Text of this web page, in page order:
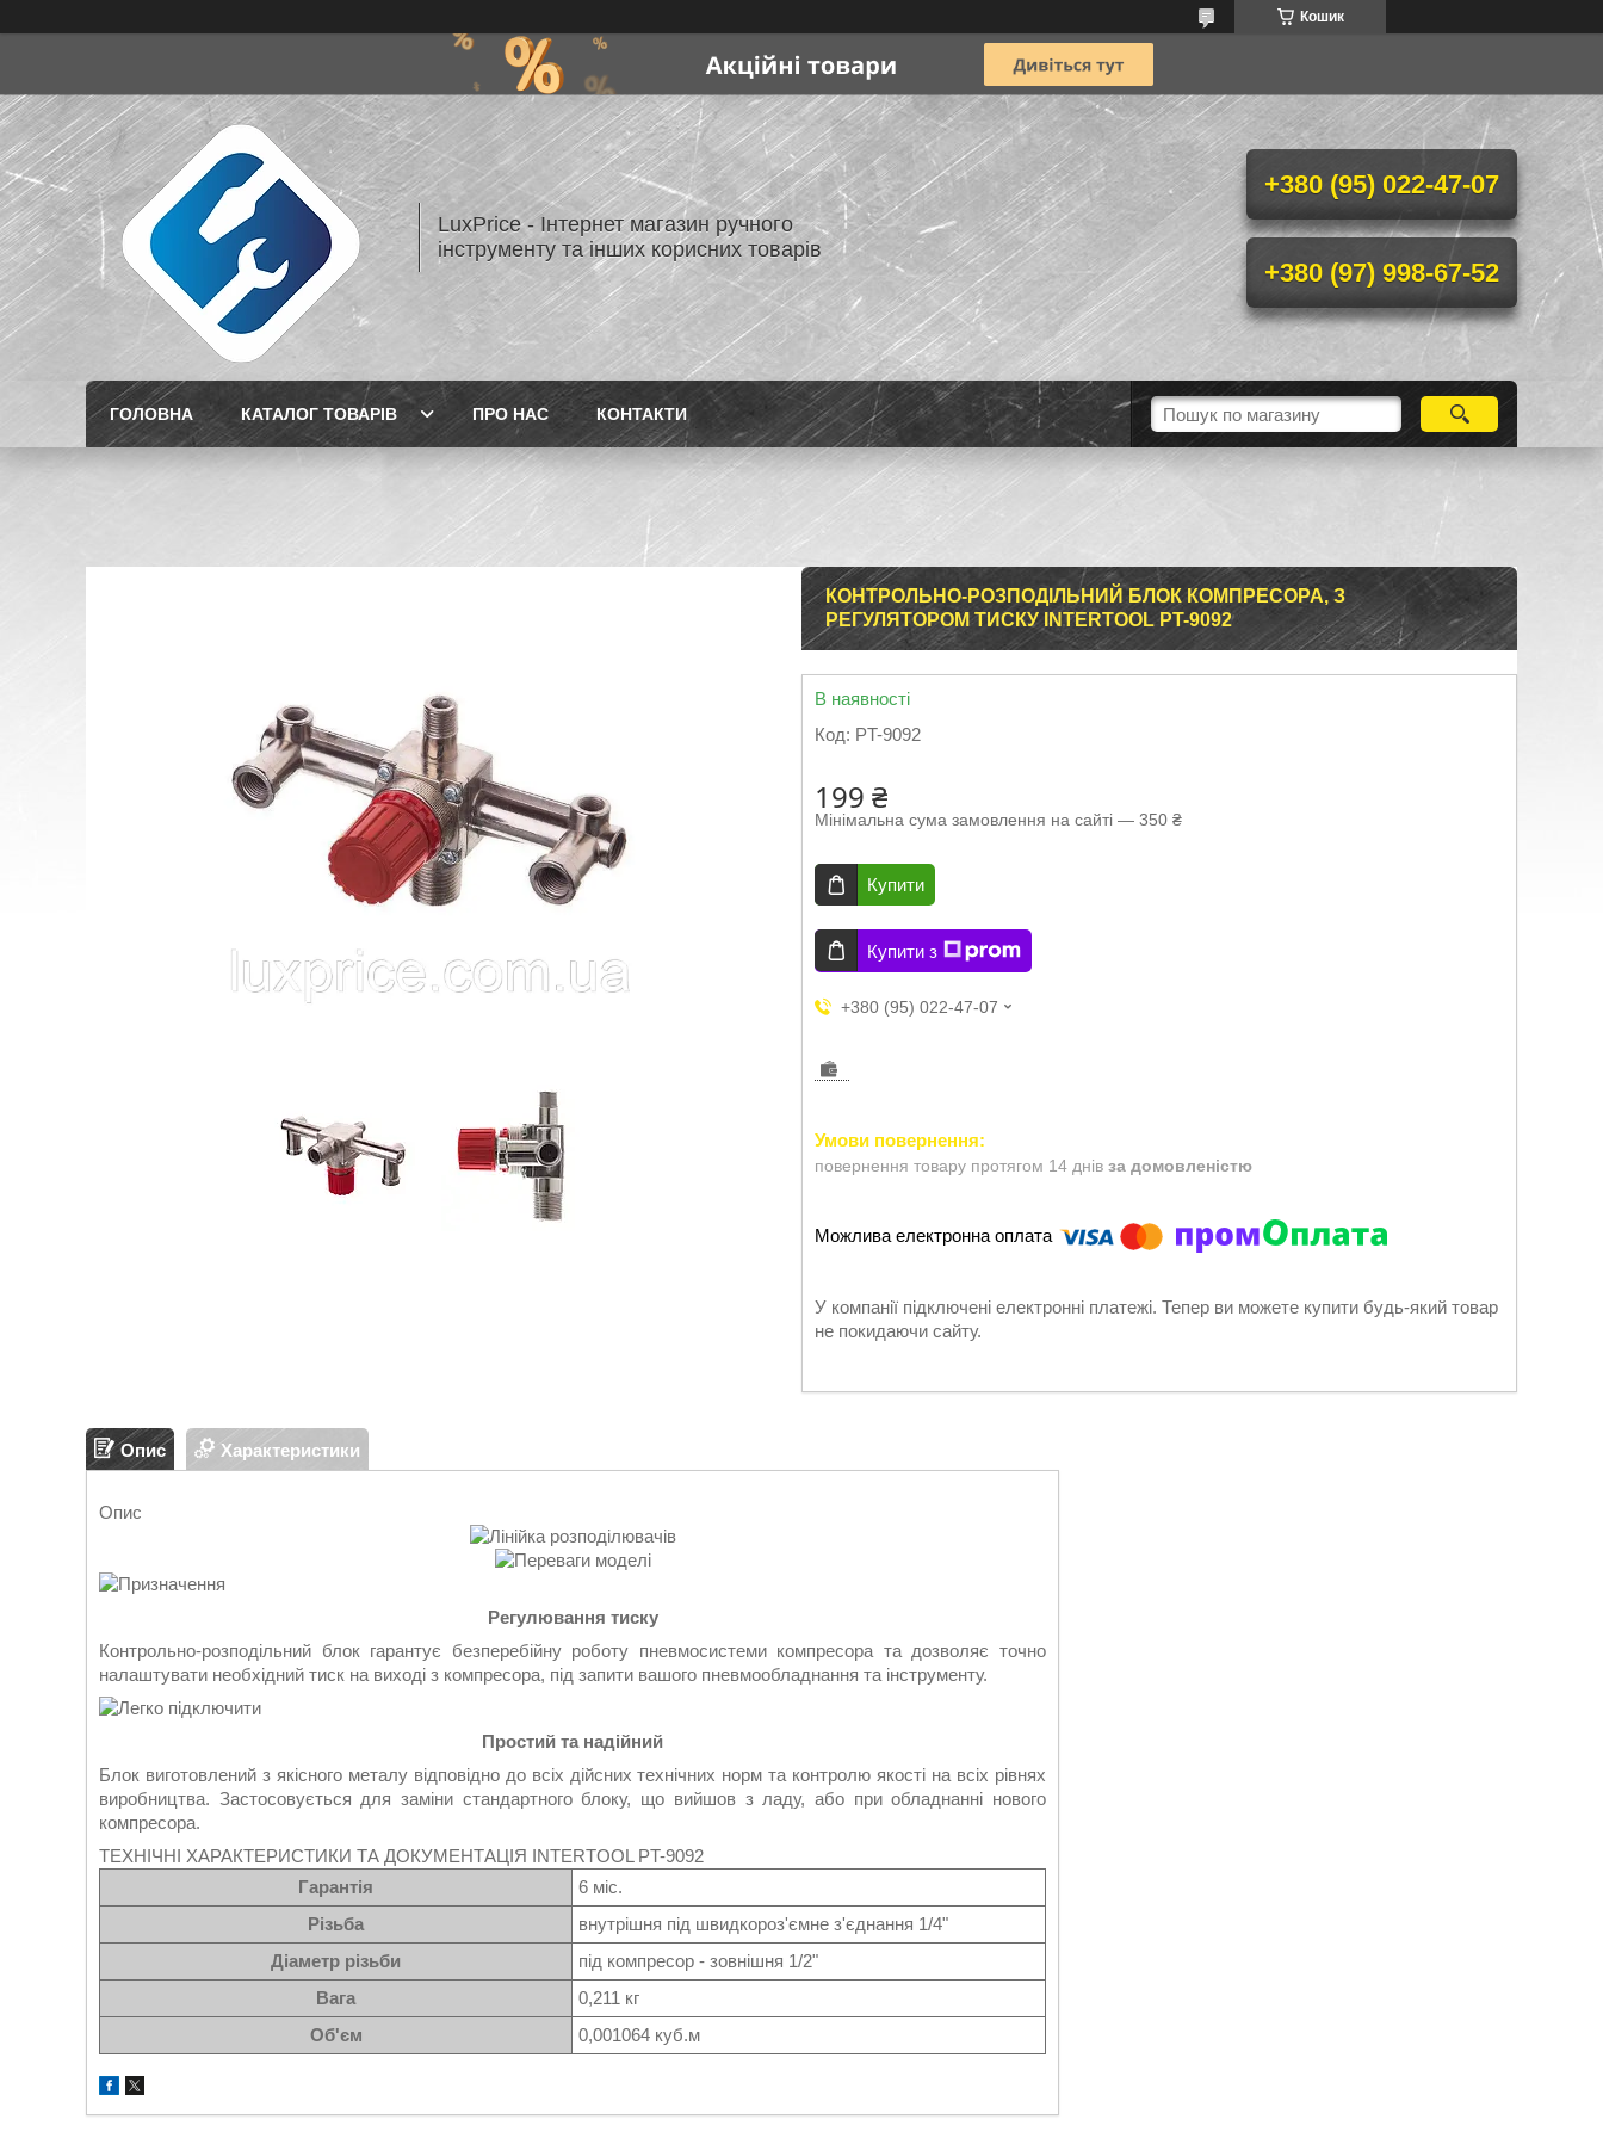
Кошик
LuxPrice - Інтернет магазин ручного
інструменту та інших корисних товарів
+380 (95) 022-47-07
+380 (97) 998-67-52
ГОЛОВНА КАТАЛОГ ТОВАРІВ ПРО НАС КОНТАКТИ
КОНТРОЛЬНО-РОЗПОДІЛЬНИЙ БЛОК КОМПРЕСОРА, З
РЕГУЛЯТОРОМ ТИСКУ INTERTOOL PT-9092
В наявності
Код: PT-9092
199 ₴
Мінімальна сума замовлення на сайті — 350 ₴
Купити
Купити з
+380 (95) 022-47-07
повернення товару протягом 14 днів за домовленістю
У компанії підключені електронні платежі. Тепер ви можете купити будь-який товар
не покидаючи сайту.
Опис Характеристики
Опис
Регулювання тиску
Контрольно-розподільний блок гарантує безперебійну роботу пневмосистеми компресора та дозволяє точно
налаштувати необхідний тиск на виході з компресора, під запити вашого пневмообладнання та інструменту.
Простий та надійний
Блок виготовлений з якісного металу відповідно до всіх дійсних технічних норм та контролю якості на всіх рівнях
виробництва. Застосовується для заміни стандартного блоку, що вийшов з ладу, або при обладнанні нового
компресора.
ТЕХНІЧНІ ХАРАКТЕРИСТИКИ ТА ДОКУМЕНТАЦІЯ INTERTOOL PT-9092
Гарантія
6 міс.
Різьба
внутрішня під швидкороз'ємне з'єднання 1/4"
Діаметр різьби
під компресор - зовнішня 1/2"
Вага
0,211 кг
Об'єм
0,001064 куб.м